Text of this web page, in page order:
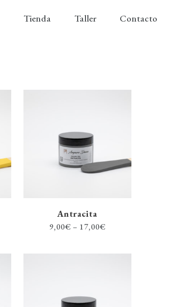
Tienda Taller Contacto
Antracita
9,00€ – 17,00€